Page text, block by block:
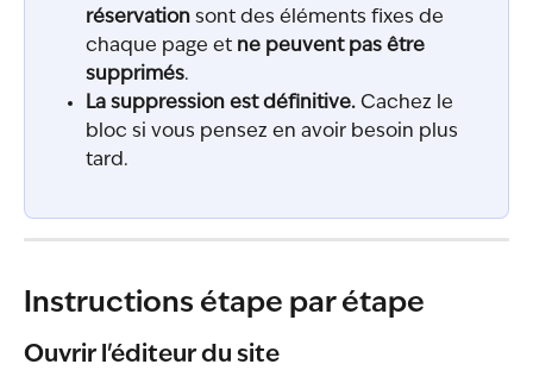
réservation sont des éléments fixes de
chaque page et ne peuvent pas être
supprimés.
La suppression est définitive. Cachez le
bloc si vous pensez en avoir besoin plus
tard.
Instructions étape par étape
Ouvrir l'éditeur du site